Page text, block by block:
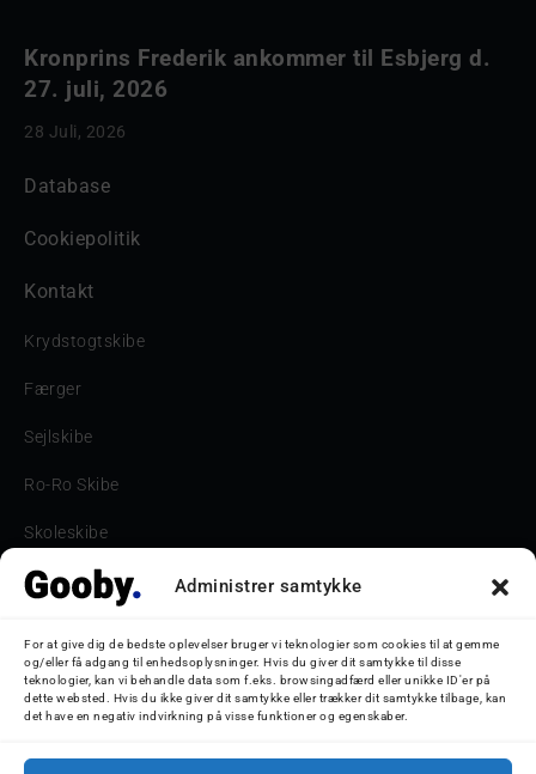
Administrer samtykke
For at give dig de bedste oplevelser bruger vi teknologier som cookies til at gemme
og/eller få adgang til enhedsoplysninger. Hvis du giver dit samtykke til disse
teknologier, kan vi behandle data som f.eks. browsingadfærd eller unikke ID'er på
dette websted. Hvis du ikke giver dit samtykke eller trækker dit samtykke tilbage, kan
det have en negativ indvirkning på visse funktioner og egenskaber.
Kronprins Frederik ankommer til Esbjerg d.
27. juli, 2026
28 Juli, 2026
Database
Cookiepolitik
Kontakt
Krydstogtskibe
Færger
Sejlskibe
Ro-Ro Skibe
Skoleskibe
Havne & Turbåde samt restaurantionsskibe
Bilskib
Storebæltsbroen